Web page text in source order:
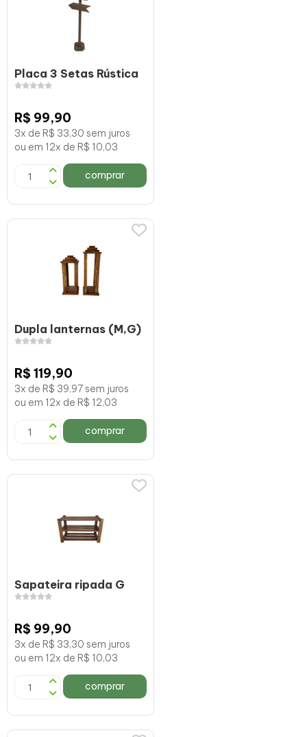
Placa 3 Setas Rústica
R$ 99,90
3x de R$ 33,30 sem juros
ou em 12x de R$ 10,03
comprar
Dupla lanternas (M,G)
R$ 119,90
3x de R$ 39,97 sem juros
ou em 12x de R$ 12,03
comprar
Sapateira ripada G
R$ 99,90
3x de R$ 33,30 sem juros
ou em 12x de R$ 10,03
comprar